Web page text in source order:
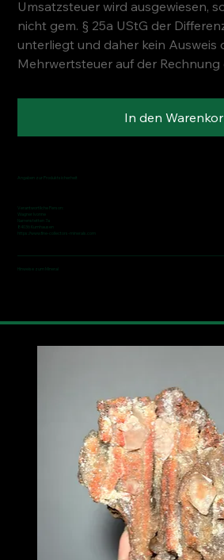
Umsatzsteuer wird ausgewiesen,
nicht gem. § 25a UStG der
unterliegt und daher kein Ausweis
Mehrwertsteuer auf der Rechnung
In den
Angaben zur Produktsicherheit
Verantwortliche Person:
Wagner Ivonne
Narrenstetten 7a
84036 Kumhausen
https://www.fine-collectors-minerals.com
Hinweise zum Mineral